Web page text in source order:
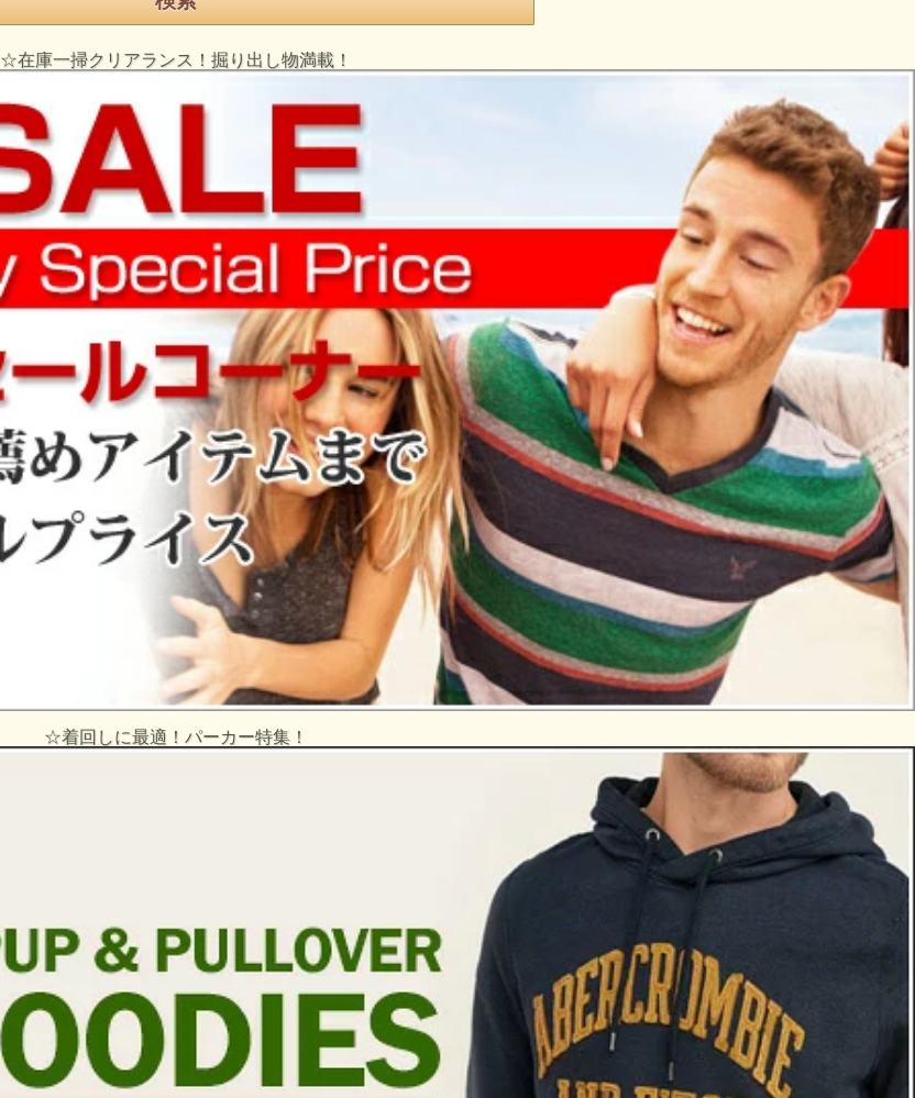
☆在庫一掃クリアランス！掘り出し物満載！
☆着回しに最適！パーカー特集！